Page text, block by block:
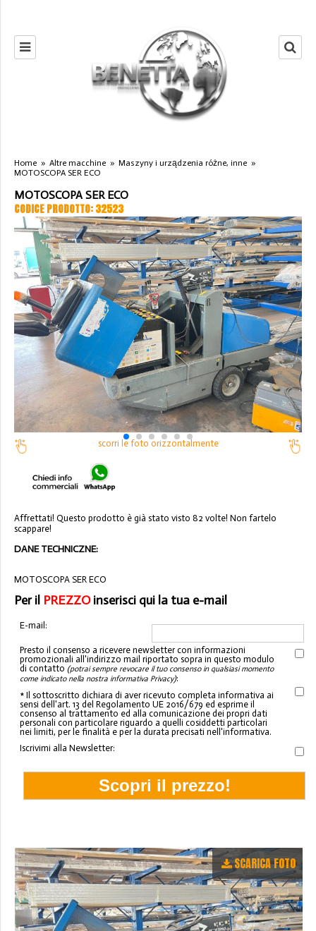
Home » Altre macchine » Maszyny i urządzenia różne, inne »
MOTOSCOPA SER ECO
MOTOSCOPA SER ECO
CODICE PRODOTTO: 32523
scorri le foto orizzontalmente
Affrettati! Questo prodotto è già stato visto 82 volte! Non fartelo
scappare!
DANE TECHNICZNE:
MOTOSCOPA SER ECO
Per il PREZZOinserisci qui la tua e-mail
E-mail:
Presto il consenso a ricevere newsletter con informazioni
promozionali all'indirizzo mail riportato sopra in questo modulo
di contatto (potrai sempre revocare il tuo consenso in qualsiasi momento
come indicato nella nostra informativa Privacy):
* Il sottoscritto dichiara di aver ricevuto completa informativa ai
sensi dell'art. 13 del Regolamento UE 2016/679 ed esprime il
consenso al trattamento ed alla comunicazione dei propri dati
personali con particolare riguardo a quelli cosiddetti particolari
nei limiti, per le finalità e per la durata precisati nell'informativa.
Iscrivimi alla Newsletter:
SCARICA FOTO